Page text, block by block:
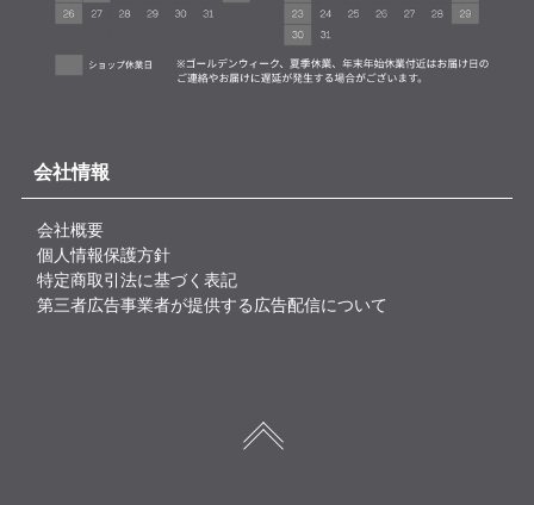
会社情報
会社概要
個人情報保護方針
特定商取引法に基づく表記
第三者広告事業者が提供する広告配信について